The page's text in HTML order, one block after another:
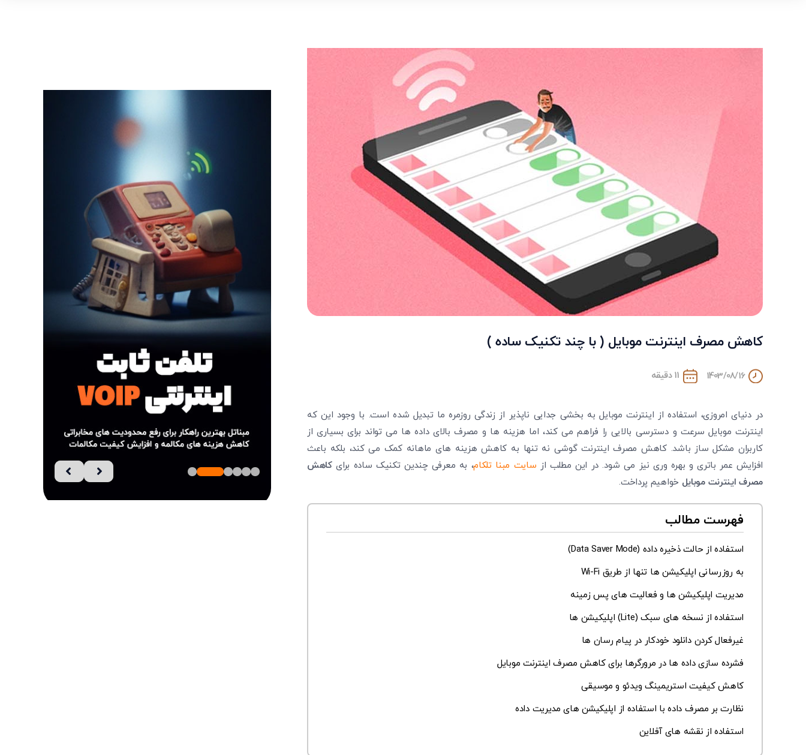
کاهش مصرف اینترنت موبایل ( با چند تکنیک ساده )
1403/08/16 11 دقیقه
در دنیای امروزی، استفاده از اینترنت موبایل به بخشی جدایی ناپذیر از زندگی روزمره ما تبدیل شده است. با وجود این که
اینترنت موبایل سرعت و دسترسی بالایی را فراهم می کند، اما هزینه ها و مصرف بالای داده ها می تواند برای بسیاری از
کاربران مشکل ساز باشد. کاهش مصرف اینترنت گوشی نه تنها به کاهش هزینه های ماهانه کمک می کند، بلکه باعث
افزایش عمر باتری و بهره وری نیز می شود. در این مطلب از سایت مبنا تلکام، به معرفی چندین تکنیک ساده برایکاهش
مصرف اینترنت موبایل خواهیم پرداخت.
فهرست مطالب
استفاده از حالت ذخیره داده (Data Saver Mode)
به ‌روزرسانی اپلیکیشن‌ ها تنها از طریق Wi-Fi
مدیریت اپلیکیشن ها و فعالیت های پس زمینه
استفاده از نسخه ‌های سبک (Lite) اپلیکیشن ‌ها
غیرفعال کردن دانلود خودکار در پیام رسان ها
فشرده سازی داده ها در مرورگرها برای کاهش مصرف اینترنت موبایل
کاهش کیفیت استریمینگ ویدئو و موسیقی
نظارت بر مصرف داده با استفاده از اپلیکیشن های مدیریت داده
استفاده از نقشه های آفلاین